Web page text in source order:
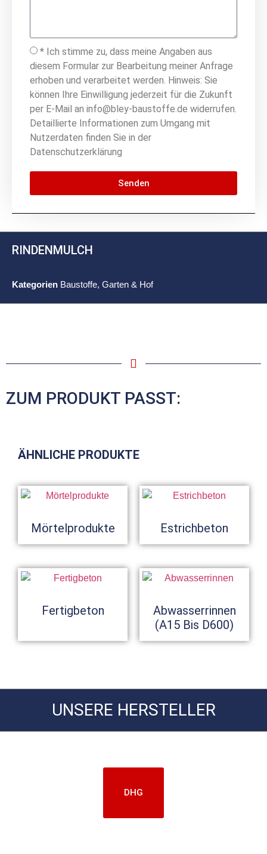
* Ich stimme zu, dass meine Angaben aus
diesem Formular zur Bearbeitung meiner Anfrage
erhoben und verarbeitet werden. Hinweis: Sie
können Ihre Einwilligung jederzeit für die Zukunft
per E-Mail an info@bley-baustoffe.de widerrufen.
Detaillierte Informationen zum Umgang mit
Nutzerdaten finden Sie in der
Datenschutzerklärung
Senden
RINDENMULCH
Kategorien Baustoffe, Garten & Hof
ZUM PRODUKT PASST:
ÄHNLICHE PRODUKTE
Mörtelprodukte Estrichbeton
Fertigbeton
Abwasserrinnen
(A15 Bis D600)
UNSERE HERSTELLER
DHG